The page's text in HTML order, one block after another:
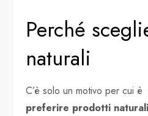
Perché
naturali
C’è solo un motivo per cui è
preferire prodotti